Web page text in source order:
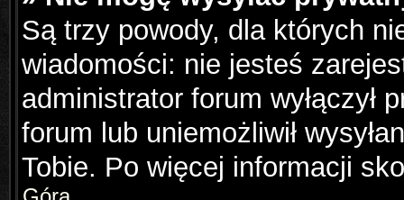
Są trzy powody, dla których
wiadomości: nie jesteś
administrator forum wyłączył
forum lub uniemożliwił
Tobie. Po więcej informacji